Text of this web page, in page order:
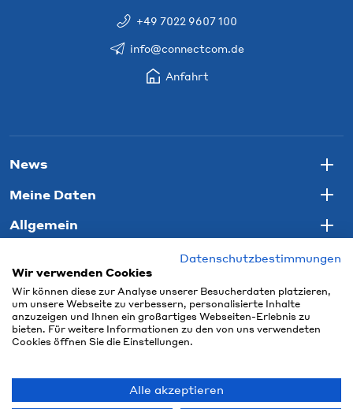
+49 7022 9607 100
info@connectcom.de
Anfahrt
News
Meine Daten
Allgemein
Datenschutzbestimmungen
Wir verwenden Cookies
Wir können diese zur Analyse unserer Besucherdaten platzieren,
um unsere Webseite zu verbessern, personalisierte Inhalte
anzuzeigen und Ihnen ein großartiges Webseiten-Erlebnis zu
bieten. Für weitere Informationen zu den von uns verwendeten
Cookies öffnen Sie die Einstellungen.
Alle akzeptieren